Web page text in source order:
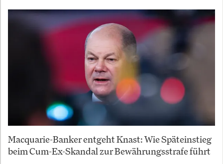
Macquarie-Banker entgeht Knast: Wie Späteinstieg
beim Cum-Ex-Skandal zur Bewährungsstrafe führt